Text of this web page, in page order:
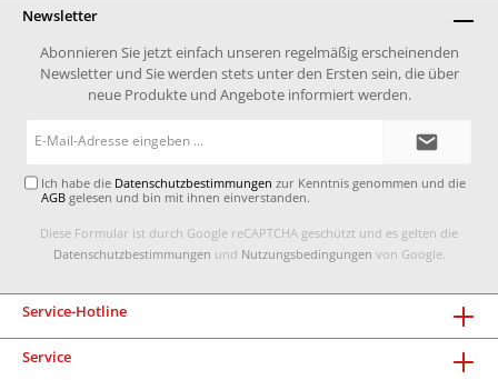
Newsletter
Abonnieren Sie jetzt einfach unseren regelmäßig erscheinenden
Newsletter und Sie werden stets unter den Ersten sein, die über
neue Produkte und Angebote informiert werden.
Ich habe die Datenschutzbestimmungen zur Kenntnis genommen und die
AGB gelesen und bin mit ihnen einverstanden.
Diese Formular ist durch Google reCAPTCHA geschützt und es gelten die
Datenschutzbestimmungen und Nutzungsbedingungen von Google.
Service-Hotline
Service